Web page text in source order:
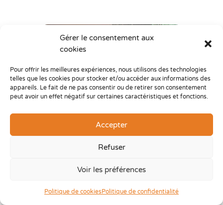
Gérer le consentement aux
cookies
Pour offrir les meilleures expériences, nous utilisons des technologies
telles que les cookies pour stocker et/ou accéder aux informations des
appareils. Le fait de ne pas consentir ou de retirer son consentement
peut avoir un effet négatif sur certaines caractéristiques et fonctions.
Accepter
Refuser
Voir les préférences
Politique de cookiesPolitique de confidentialité